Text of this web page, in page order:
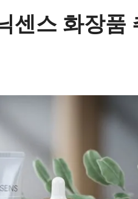
센스 화장품